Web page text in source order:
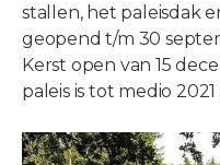
stallen, het paleisdak
geopend t/m 30
Kerst open van 15
paleis is tot medio